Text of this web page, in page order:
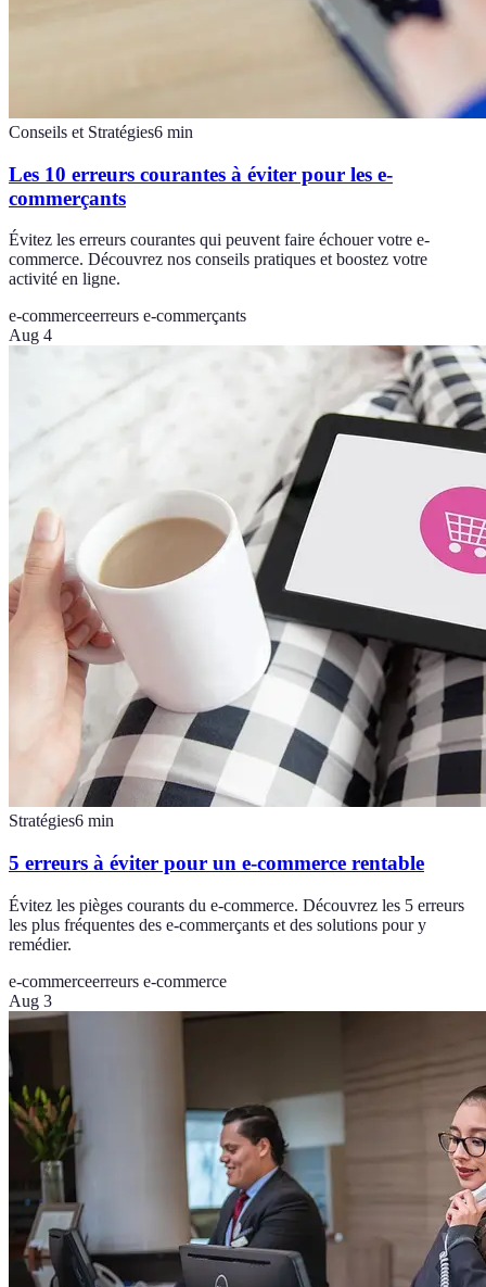
Conseils et Stratégies6 min
Les 10 erreurs courantes à éviter pour les e-
commerçants
Évitez les erreurs courantes qui peuvent faire échouer votre e-
commerce. Découvrez nos conseils pratiques et boostez votre
activité en ligne.
e-commerceerreurs e-commerçants
Aug 4
Stratégies6 min
5 erreurs à éviter pour un e-commerce rentable
Évitez les pièges courants du e-commerce. Découvrez les 5 erreurs
les plus fréquentes des e-commerçants et des solutions pour y
remédier.
e-commerceerreurs e-commerce
Aug 3